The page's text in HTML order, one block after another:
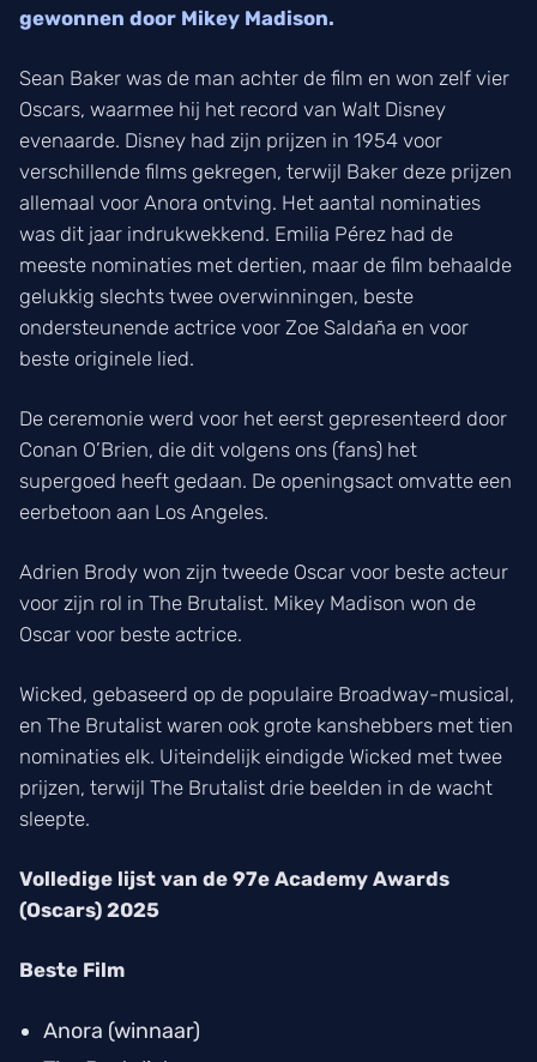
gewonnen door Mikey Madison.
Sean Baker was de man achter de film en won zelf vier
Oscars, waarmee hij het record van Walt Disney
evenaarde. Disney had zijn prijzen in 1954 voor
verschillende films gekregen, terwijl Baker deze prijzen
allemaal voor Anora ontving. Het aantal nominaties
was dit jaar indrukwekkend. Emilia Pérez had de
meeste nominaties met dertien, maar de film behaalde
gelukkig slechts twee overwinningen, beste
ondersteunende actrice voor Zoe Saldaña en voor
beste originele lied.
De ceremonie werd voor het eerst gepresenteerd door
Conan O’Brien, die dit volgens ons (fans) het
supergoed heeft gedaan. De openingsact omvatte een
eerbetoon aan Los Angeles.
Adrien Brody won zijn tweede Oscar voor beste acteur
voor zijn rol in The Brutalist. Mikey Madison won de
Oscar voor beste actrice.
Wicked, gebaseerd op de populaire Broadway-musical,
en The Brutalist waren ook grote kanshebbers met tien
nominaties elk. Uiteindelijk eindigde Wicked met twee
prijzen, terwijl The Brutalist drie beelden in de wacht
sleepte.
Volledige lijst van de 97e Academy Awards
(Oscars) 2025
Beste Film
Anora (winnaar)